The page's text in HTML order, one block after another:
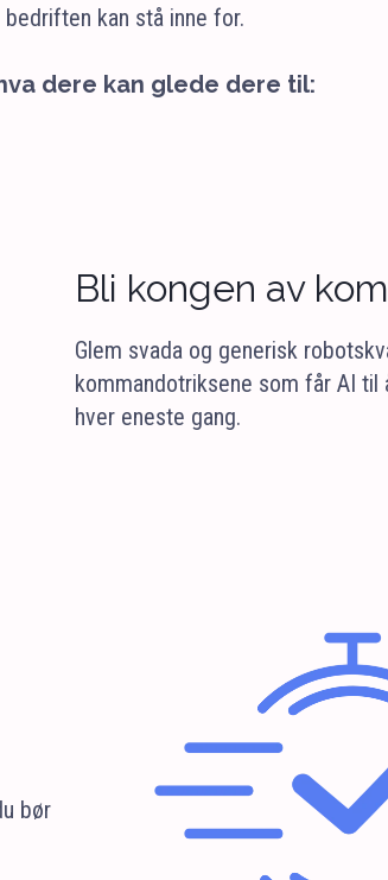
kan stå inne for.
dere kan glede dere til:
Bli kongen av
Glem svada og generisk
kommandotriksene som får AI
hver eneste gang.
bør